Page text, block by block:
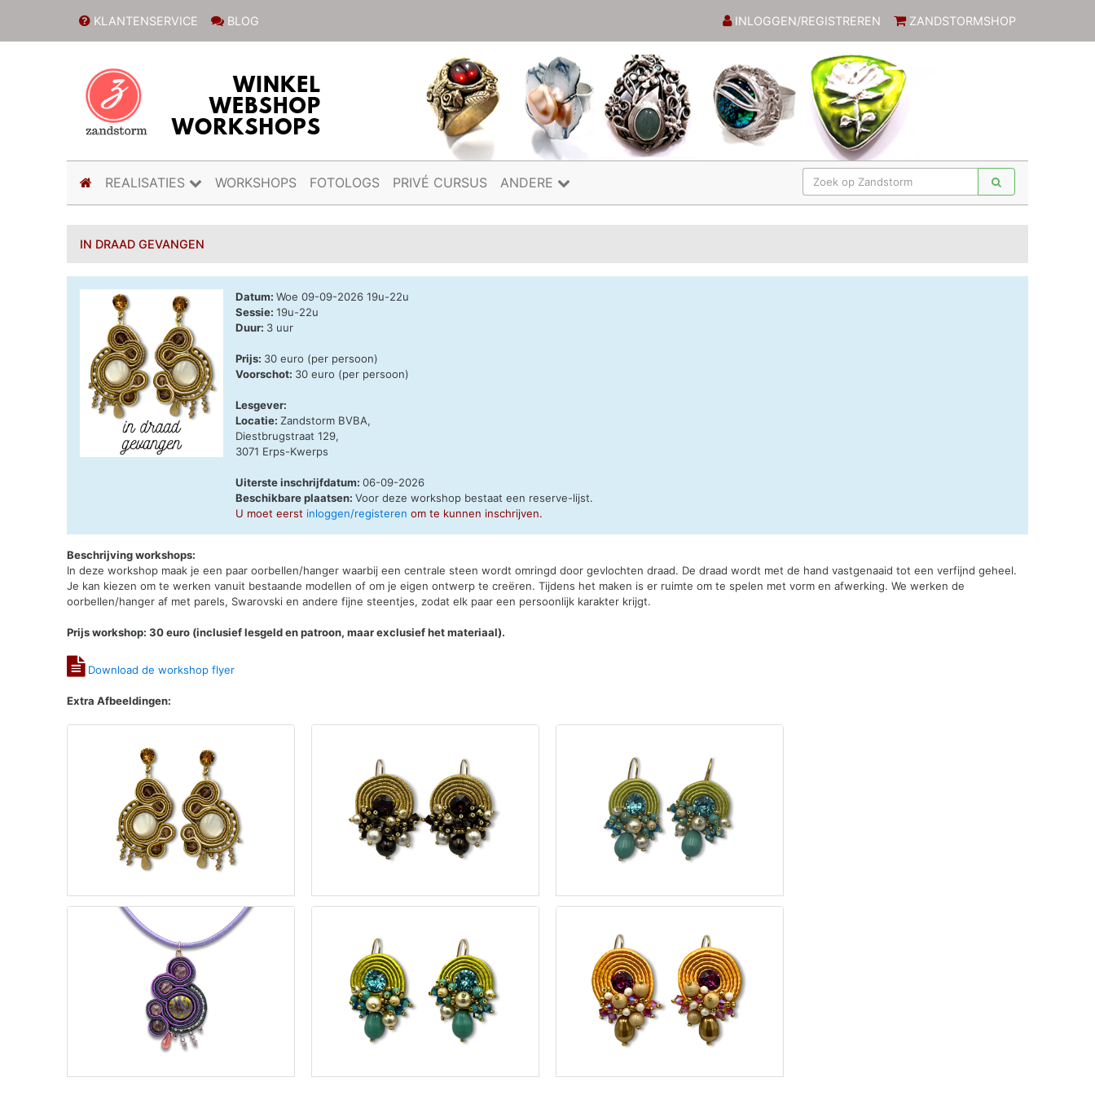
KLANTENSERVICE BLOG INLOGGEN/REGISTREREN ZANDSTORMSHOP
(current)
REALISATIES WORKSHOPS FOTOLOGS PRIVÉ CURSUS ANDERE
IN DRAAD GEVANGEN
Datum:Woe 09-09-2026 19u-22u
Sessie:19u-22u
Duur: 3 uur
Prijs: 30 euro (per persoon)
Voorschot: 30 euro (per persoon)
Lesgever:
Locatie: Zandstorm BVBA,
Diestbrugstraat 129,
3071 Erps-Kwerps
Uiterste inschrijfdatum:06-09-2026
Beschikbare plaatsen:Voor deze workshop bestaat een reserve-lijst.
U moet eerst inloggen/registeren om te kunnen inschrijven.
Beschrijving workshops:
In deze workshop maak je een paar oorbellen/hanger waarbij een centrale steen wordt omringd door gevlochten draad. De draad wordt met de hand vastgenaaid tot een verfijnd geheel.
Je kan kiezen om te werken vanuit bestaande modellen of om je eigen ontwerp te creëren. Tijdens het maken is er ruimte om te spelen met vorm en afwerking. We werken de
oorbellen/hanger af met parels, Swarovski en andere fijne steentjes, zodat elk paar een persoonlijk karakter krijgt.
Prijs workshop: 30 euro (inclusief lesgeld en patroon, maar exclusief het materiaal).
Download de workshop flyer
Extra Afbeeldingen: